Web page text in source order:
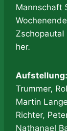
Mannschaft
her.
Aufstellung:
Trummer,
Martin
Richter,
Nathanael